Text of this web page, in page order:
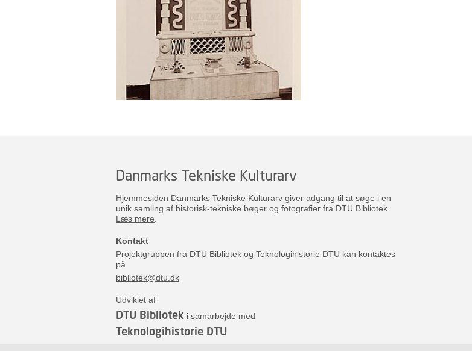
Danmarks Tekniske Kulturarv
Hjemmesiden Danmarks Tekniske Kulturarv giver adgang til at søge i en
unik samling af historisk-tekniske bøger og fotografier fra DTU Bibliotek.
Læs mere
Kontakt
Projektgruppen fra DTU Bibliotek og Teknologihistorie DTU kan kontaktes
på
bibliotek@dtu.dk
Udviklet af
DTU Bibliotek i samarbejde med
Teknologihistorie DTU